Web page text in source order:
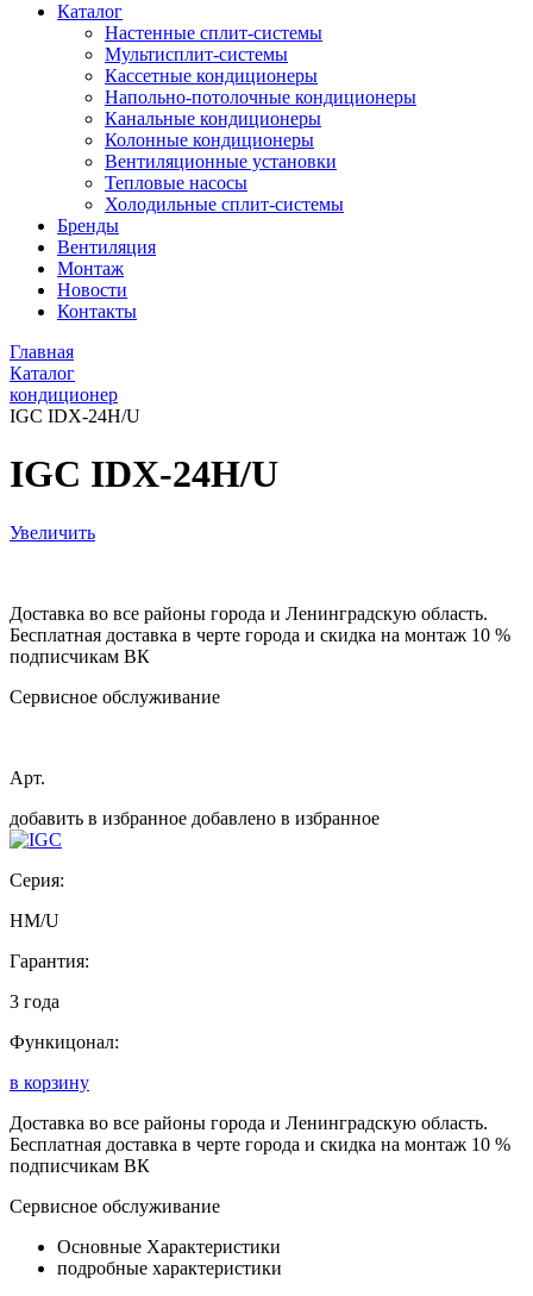
Каталог
Настенные сплит-системы
Мультисплит-системы
Кассетные кондиционеры
Напольно-потолочные кондиционеры
Канальные кондиционеры
Колонные кондиционеры
Вентиляционные установки
Тепловые насосы
Холодильные сплит-системы
Бренды
Вентиляция
Монтаж
Новости
Контакты
Главная
Каталог
кондиционер
IGC IDX-24H/U
IGC IDX-24H/U
Увеличить
Доставка во все районы города и Ленинградскую область.
Бесплатная доставка в черте города и скидка на монтаж 10 %
подписчикам ВК
Сервисное обслуживание
Арт.
добавить в избранное добавлено в избранное
Серия:
HM/U
Гарантия:
3 года
Функицонал:
в корзину
Доставка во все районы города и Ленинградскую область.
Бесплатная доставка в черте города и скидка на монтаж 10 %
подписчикам ВК
Сервисное обслуживание
Основные Характеристики
подробные характеристики